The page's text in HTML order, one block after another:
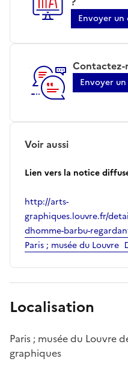
Envoyer
Contactez-
Envoyer
Voir aussi
Lien vers la notice
http://arts-
graphiques.louvre.fr/
dhomme-barbu-
Paris ; musée du Louvre
Localisation
Paris ; musée du Louvre
graphiques